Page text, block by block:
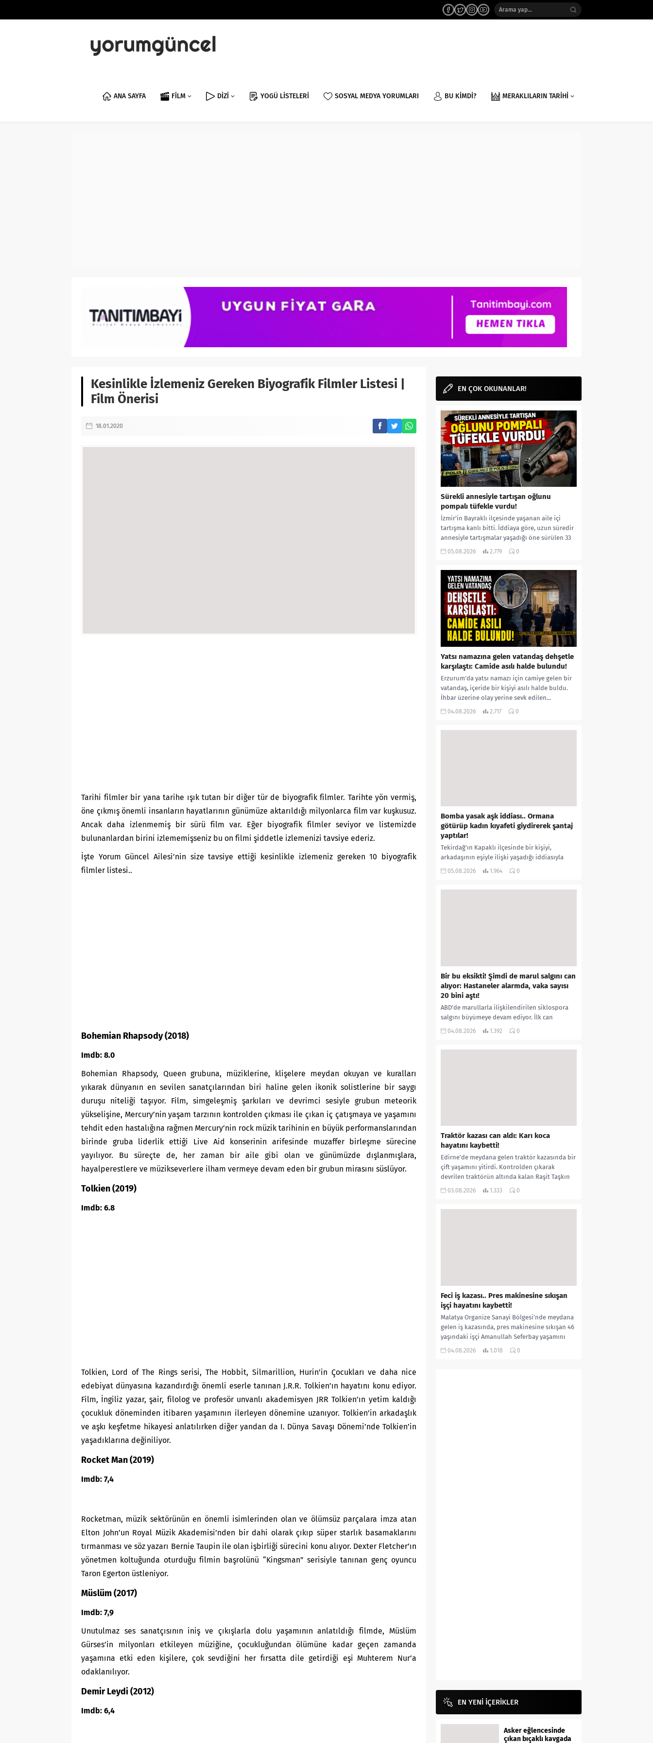
ANA SAYFA FİLM DİZİ YOGÜ LİSTELERİ SOSYAL MEDYA YORUMLARI BU KİMDİ? MERAKLILARIN TARİHİ
Kesinlikle İzlemeniz Gereken Biyografik Filmler Listesi |
Film Önerisi
18.01.2020
Tarihi filmler bir yana tarihe ışık tutan bir diğer tür de biyografik filmler. Tarihte yön vermiş,
öne çıkmış önemli insanların hayatlarının günümüze aktarıldığı milyonlarca film var kuşkusuz.
Ancak daha izlenmemiş bir sürü film var. Eğer biyografik filmler seviyor ve listemizde
bulunanlardan birini izlememişseniz bu on filmi şiddetle izlemenizi tavsiye ederiz.
İşte Yorum Güncel Ailesi’nin size tavsiye ettiği kesinlikle izlemeniz gereken 10 biyografik
filmler listesi..
Bohemian Rhapsody (2018)
Imdb: 8.0
Bohemian Rhapsody, Queen grubuna, müziklerine, klişelere meydan okuyan ve kuralları
yıkarak dünyanın en sevilen sanatçılarından biri haline gelen ikonik solistlerine bir saygı
duruşu niteliği taşıyor. Film, simgeleşmiş şarkıları ve devrimci sesiyle grubun meteorik
yükselişine, Mercury’nin yaşam tarzının kontrolden çıkması ile çıkan iç çatışmaya ve yaşamını
tehdit eden hastalığına rağmen Mercury’nin rock müzik tarihinin en büyük performanslarından
birinde gruba liderlik ettiği Live Aid konserinin arifesinde muzaffer birleşme sürecine
yayılıyor. Bu süreçte de, her zaman bir aile gibi olan ve günümüzde dışlanmışlara,
hayalperestlere ve müzikseverlere ilham vermeye devam eden bir grubun mirasını süslüyor.
Tolkien (2019)
Imdb: 6.8
Tolkien, Lord of The Rings serisi, The Hobbit, Silmarillion, Hurin’in Çocukları ve daha nice
edebiyat dünyasına kazandırdığı önemli eserle tanınan J.R.R. Tolkien’ın hayatını konu ediyor.
Film, İngiliz yazar, şair, filolog ve profesör unvanlı akademisyen JRR Tolkien’ın yetim kaldığı
çocukluk döneminden itibaren yaşamının ilerleyen dönemine uzanıyor. Tolkien’in arkadaşlık
ve aşkı keşfetme hikayesi anlatılırken diğer yandan da I. Dünya Savaşı Dönemi’nde Tolkien’in
yaşadıklarına değiniliyor.
Rocket Man (2019)
Imdb: 7,4
Rocketman, müzik sektörünün en önemli isimlerinden olan ve ölümsüz parçalara imza atan
Elton John’un Royal Müzik Akademisi’nden bir dahi olarak çıkıp süper starlık basamaklarını
tırmanması ve söz yazarı Bernie Taupin ile olan işbirliği sürecini konu alıyor. Dexter Fletcher’ın
yönetmen koltuğunda oturduğu filmin başrolünü “Kingsman” serisiyle tanınan genç oyuncu
Taron Egerton üstleniyor.
Müslüm (2017)
Imdb: 7,9
Unutulmaz ses sanatçısının iniş ve çıkışlarla dolu yaşamının anlatıldığı filmde, Müslüm
Gürses’in milyonları etkileyen müziğine, çocukluğundan ölümüne kadar geçen zamanda
yaşamına etki eden kişilere, çok sevdiğini her fırsatta dile getirdiği eşi Muhterem Nur’a
odaklanılıyor.
Demir Leydi (2012)
Imdb: 6,4
EN ÇOK OKUNANLAR!
Sürekli annesiyle tartışan oğlunu
pompalı tüfekle vurdu!
İzmir’in Bayraklı ilçesinde yaşanan aile içi
tartışma kanlı bitti. İddiaya göre, uzun süredir
annesiyle tartışmalar yaşadığı öne sürülen 33
yaşındaki...
05.08.2026 2.779 0
Yatsı namazına gelen vatandaş dehşetle
karşılaştı: Camide asılı halde bulundu!
Erzurum’da yatsı namazı için camiye gelen bir
vatandaş, içeride bir kişiyi asılı halde buldu.
İhbar üzerine olay yerine sevk edilen...
04.08.2026 2.717 0
Bomba yasak aşk iddiası.. Ormana
götürüp kadın kıyafeti giydirerek şantaj
yaptılar!
Tekirdağ’ın Kapaklı ilçesinde bir kişiyi,
arkadaşının eşiyle ilişki yaşadığı iddiasıyla
ormanlık alana götürerek zorla kadın
05.08.2026 1.964 0
Bir bu eksikti! Şimdi de marul salgını can
alıyor: Hastaneler alarmda, vaka sayısı
20 bini aştı!
ABD’de marullarla ilişkilendirilen siklospora
salgını büyümeye devam ediyor. İlk can
kayıplarının yaşandığı salgında vaka sayısının
04.08.2026 1.392 0
Traktör kazası can aldı: Karı koca
hayatını kaybetti!
Edirne’de meydana gelen traktör kazasında bir
çift yaşamını yitirdi. Kontrolden çıkarak
devrilen traktörün altında kalan Raşit Taşkın
ile eşi Fatma...
03.08.2026 1.333 0
Feci iş kazası.. Pres makinesine sıkışan
işçi hayatını kaybetti!
Malatya Organize Sanayi Bölgesi’nde meydana
gelen iş kazasında, pres makinesine sıkışan 46
yaşındaki işçi Amanullah Seferbay yaşamını
yitirdi. Olayla ilgili...
04.08.2026 1.018 0
EN YENİ İÇERİKLER
Asker eğlencesinde
çıkan bıçaklı kavgada